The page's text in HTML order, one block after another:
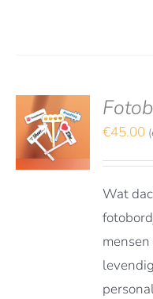
€45.00
Wat